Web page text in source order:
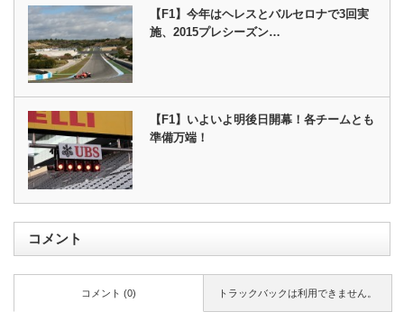
【F1】今年はヘレスとバルセロナで3回実
施、2015プレシーズン…
【F1】いよいよ明後日開幕！各チームとも
準備万端！
コメント
トラックバックは利用できません。
コメント (0)